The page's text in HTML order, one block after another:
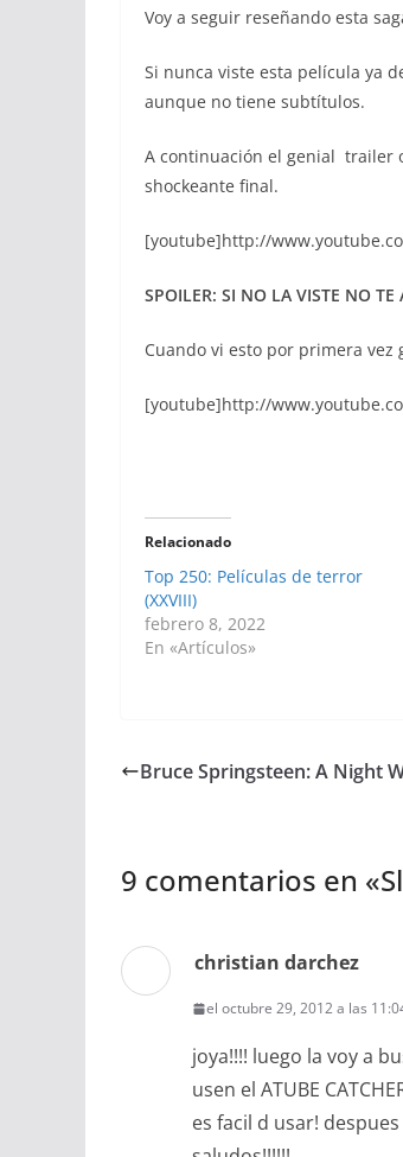
Voy a seguir reseñando esta
Si nunca viste esta película ya
aunque no tiene subtítulos.
A continuación el genial trailer
shockeante final.
[youtube]http://
SPOILER: SI NO LA VISTE NO
Cuando vi esto por primera vez
[youtube]http://
Relacionado
Top 250: Películas de terror
(XXVIII)
febrero 8, 2022
En «Artículos»
Bruce Springsteen: A Night
9 comentarios en «
christian darchez
el octubre 29, 2012 a las
joya!!!! luego la voy a
usen el ATUBE
es facil d usar!